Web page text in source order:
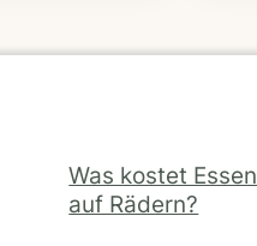
Was kostet Essen
auf Rädern?